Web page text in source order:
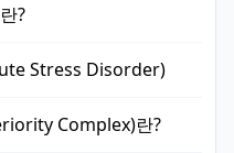
?
Stress Disorder)
Complex)란?